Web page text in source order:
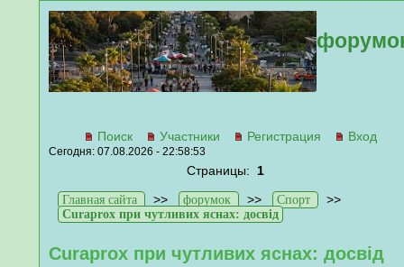
Поиск Участники Регистрация Вход
Сегодня: 07.08.2026 - 22:58:53
Страницы: 1
Главная сайта >> форумок >> Спорт >>
Curaprox при чутливих яснах: досвід
Curaprox при чутливих яснах: досвід